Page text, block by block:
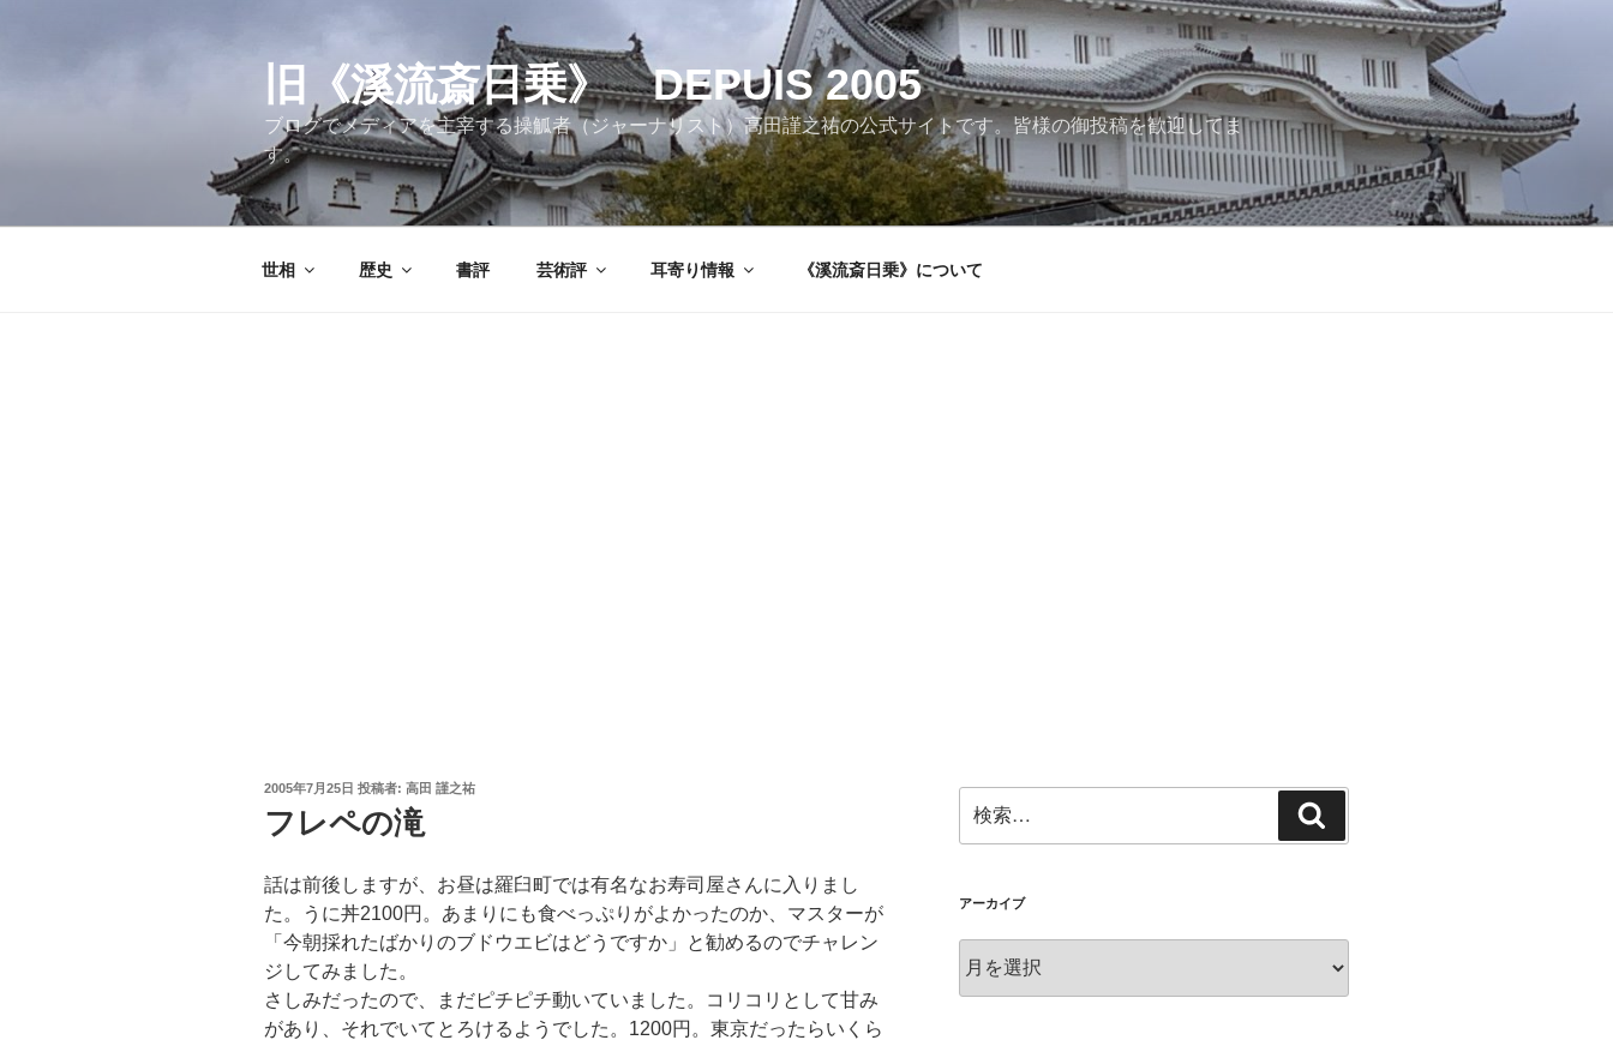
旧《溪流斎日乗》 DEPUIS 2005
ブログでメディアを主宰する操觚者（ジャーナリスト）高田謹之祐の公式サイトです。皆様の御投稿を歓迎してま
す。
世相 歴史 書評 芸術評 耳寄り情報 《溪流斎日乗》について
投
日:
2005年7月25日 投稿者: 高田 謹之祐
フレペの滝
話は前後しますが、お昼は羅臼町では有名なお寿司屋さんに入りまし
た。うに丼2100円。あまりにも食べっぷりがよかったのか、マスターが
「今朝採れたばかりのブドウエビはどうですか」と勧めるのでチャレン
ジしてみました。
さしみだったので、まだピチピチ動いていました。コリコリとして甘み
があり、それでいてとろけるようでした。1200円。東京だったらいくら
索:
索
アーカイブ
ー